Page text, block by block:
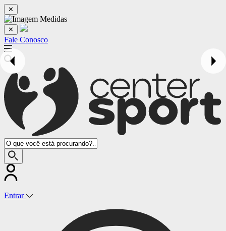
✕
✕
Fale Conosco
Entrar